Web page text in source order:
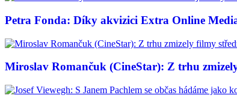
Petra Fonda: Díky akvizici Extra Online
Miroslav Romančuk (CineStar): Z trhu